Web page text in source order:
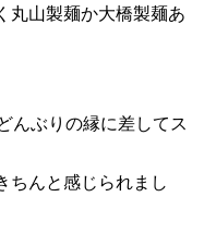
丸山製麺か大橋製麺あ
んぶりの縁に差してス
ちんと感じられまし